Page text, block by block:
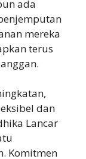
ada
mereka
terus
dan
Lancar
Komitmen